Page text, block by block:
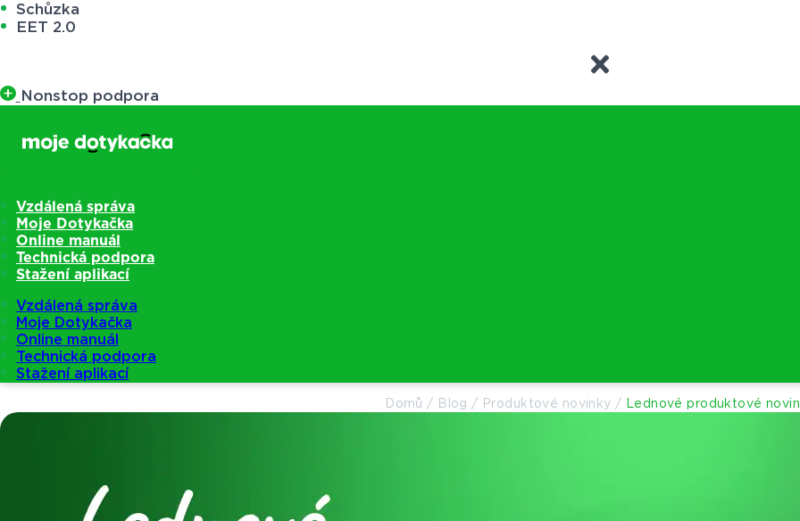
Schůzka
EET 2.0
Nonstop podpora
Vzdálená správa
Moje Dotykačka
Online manuál
Technická podpora
Stažení aplikací
Vzdálená správa
Moje Dotykačka
Online manuál
Technická podpora
Stažení aplikací
Domů / Blog / Produktové novinky / Lednové produktové